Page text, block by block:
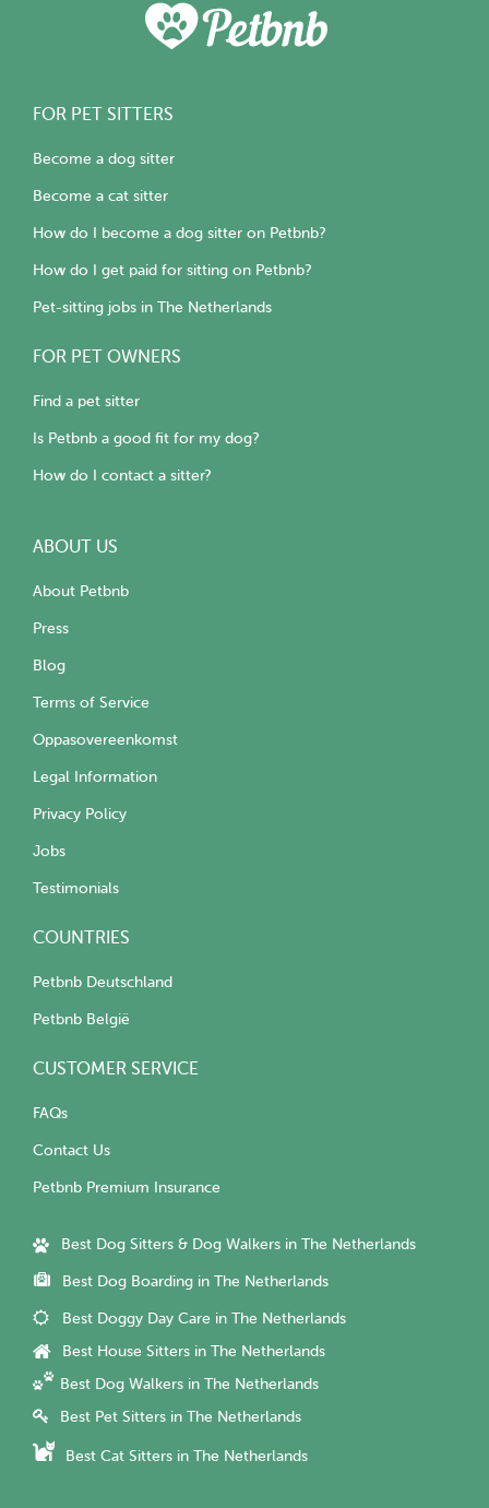
FOR PET SITTERS
Become a dog sitter
Become a cat sitter
How do I become a dog sitter on Petbnb?
How do I get paid for sitting on Petbnb?
Pet-sitting jobs in The Netherlands
FOR PET OWNERS
Find a pet sitter
Is Petbnb a good fit for my dog?
How do I contact a sitter?
ABOUT US
About Petbnb
Press
Blog
Terms of Service
Oppasovereenkomst
Legal Information
Privacy Policy
Jobs
Testimonials
COUNTRIES
Petbnb Deutschland
Petbnb België
CUSTOMER SERVICE
FAQs
Contact Us
Petbnb Premium Insurance
Best Dog Sitters & Dog Walkers in The Netherlands
Best Dog Boarding in The Netherlands
Best Doggy Day Care in The Netherlands
Best House Sitters in The Netherlands
Best Dog Walkers in The Netherlands
Best Pet Sitters in The Netherlands
Best Cat Sitters in The Netherlands